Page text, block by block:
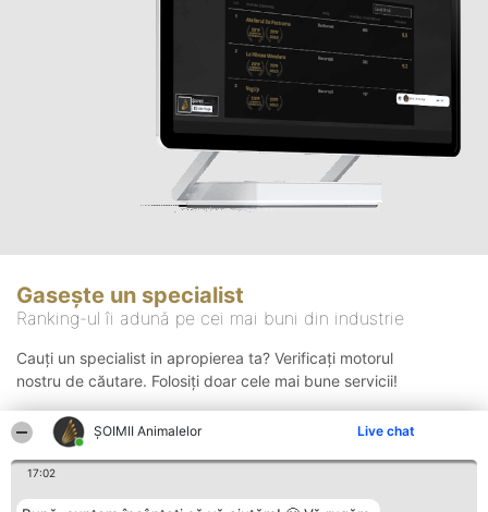
ŞOIMII Animalelor Live chat
17:02
Gasește un specialist
Ranking-ul îi adună pe cei mai buni din industrie
Cauți un specialist in apropierea ta? Verificați motorul
nostru de căutare. Folosiți doar cele mai bune servicii!